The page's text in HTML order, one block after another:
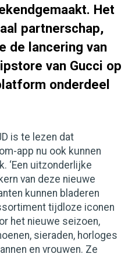
Het
partnerschap,
de lancering van
van Gucci op
onderdeel
is te lezen dat
app nu ook kunnen
‘Een uitzonderlijke
van deze nieuwe
kunnen bladeren
tijdloze iconen
het nieuwe seizoen,
sieraden, horloges
en vrouwen. Ze